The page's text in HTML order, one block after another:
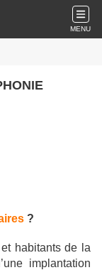
MENU
?
habitants de la
implantation